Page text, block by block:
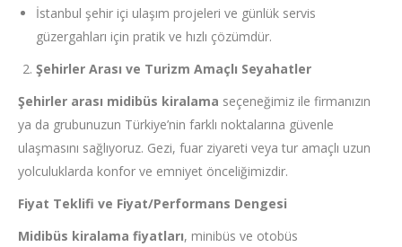
İstanbul şehir içi ulaşım projeleri ve günlük servis
güzergahları için pratik ve hızlı çözümdür.
Şehirler Arası ve Turizm Amaçlı Seyahatler
Şehirler arası midibüs kiralama seçeneğimiz ile firmanızın
ya da grubunuzun Türkiye’nin farklı noktalarına güvenle
ulaşmasını sağlıyoruz. Gezi, fuar ziyareti veya tur amaçlı uzun
yolculuklarda konfor ve emniyet önceliğimizdir.
Fiyat Teklifi ve Fiyat/Performans Dengesi
Midibüs kiralama fiyatları, minibüs ve otobüs